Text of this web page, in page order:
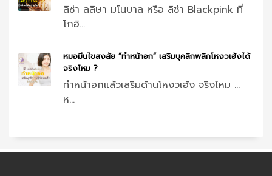
ลิซ่า ลลิษา มโนบาล หรือ ลิซ่า Blackpink ที่
โกอิ...
หมอมีนไขสงสัย “ทำหน้าอก” เสริมบุคลิกพลิกโหงวเฮ้งได้
จริงไหม ?
ทำหน้าอกแล้วเสริมด้านโหงวเฮ้ง จริงไหม …
ห...